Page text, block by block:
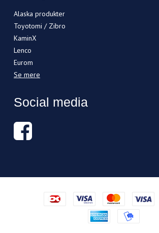
Alaska produkter
Toyotomi / Zibro
KaminX
Lenco
Eurom
Se mere
Social media